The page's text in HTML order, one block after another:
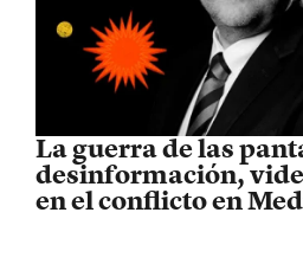
La guerra de las
desinformación,
en el conflicto en